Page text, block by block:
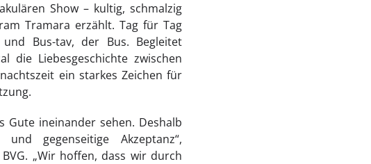
Show – kultig, schmalzig
Tramara erzählt. Tag für Tag
Bus-tav, der Bus. Begleitet
die Liebesgeschichte zwischen
ein starkes Zeichen für
ineinander sehen. Deshalb
gegenseitige Akzeptanz“,
„Wir hoffen, dass wir durch